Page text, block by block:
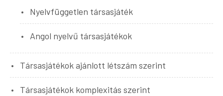
Nyelvfüggetlen társasjáték
Angol nyelvű társasjátékok
Társasjátékok ajánlott létszám szerint
Társasjátékok komplexitás szerint